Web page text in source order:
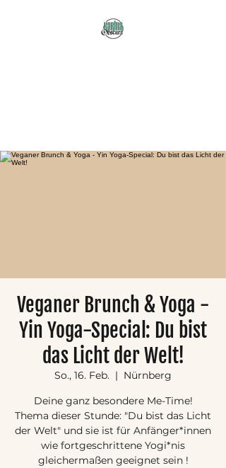
Veganer Brunch & Yoga -
Yin Yoga-Special: Du bist
das Licht der Welt!
So., 16. Feb.
  |
Nürnberg
Deine ganz besondere Me-Time!
Thema dieser Stunde: "Du bist das Licht
der Welt" und sie ist für Anfänger*innen
wie fortgeschrittene Yogi*nis
gleichermaßen geeignet sein !